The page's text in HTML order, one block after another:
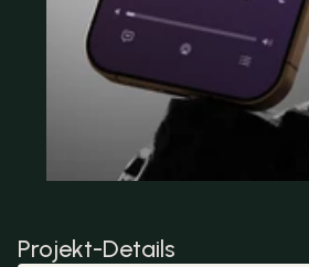
Projekt-Details